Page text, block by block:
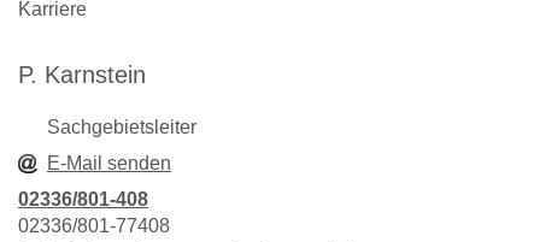
Karriere
P. Karnstein
Sachgebietsleiter
E-Mail senden
02336/801-408
02336/801-77408